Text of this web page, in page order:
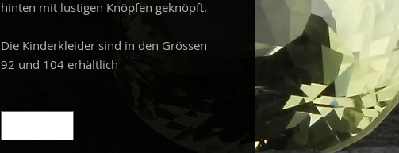
hinten mit lustigen Knöpfen geknöpft.
Die Kinderkleider sind in den Grössen
92 und 104 erhältlich